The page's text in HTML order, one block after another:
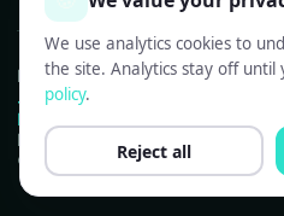
Morse Code: 7 Alphabets
모스 부호 번역기
Privacy Policy
Built by
Ivan
©
We use analytics cookies to
the site. Analytics stay off until
policy.
Reject all